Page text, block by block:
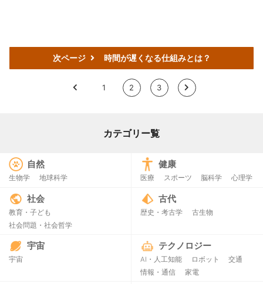
次ページ 時間が遅くなる仕組みとは？
< 1 2 3 >
カテゴリー覧
自然
生物学 地球科学
健康
医療 スポーツ 脳科学 心理学
社会
教育・子ども
社会問題・社会哲学
古代
歴史・考古学 古生物
宇宙
宇宙
テクノロジー
AI・人工知能 ロボット
交通
情報・通信
家電